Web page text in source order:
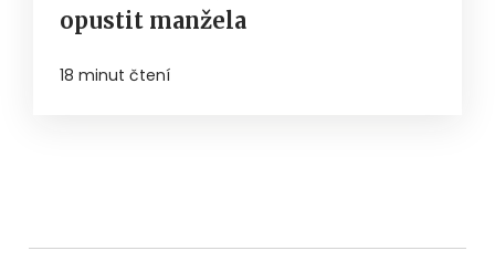
opustit manžela
18 minut čtení